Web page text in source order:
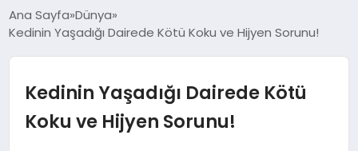
DÜNYA
Ana Sayfa Dünya
Kedinin Yaşadığı Dairede Kötü Koku ve Hijyen Sorunu!
Kedinin Yaşadığı Dairede Kötü
Koku ve Hijyen Sorunu!